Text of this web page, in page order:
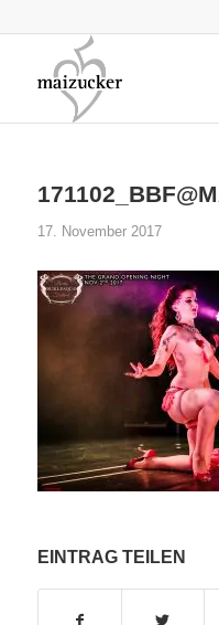
17. November 2017
EINTRAG TEILEN